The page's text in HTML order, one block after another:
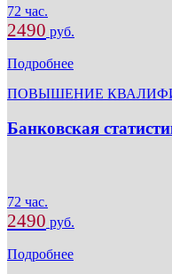
72 час.
2490 руб.
Подробнее
ПОВЫШЕНИЕ
Банковская
72 час.
2490 руб.
Подробнее